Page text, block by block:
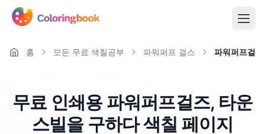
홈 모든 무료 색칠공부 파워퍼프 걸스 파워퍼프걸
무료 인쇄용 파워퍼프걸즈, 타운
스빌을 구하다 색칠 페이지